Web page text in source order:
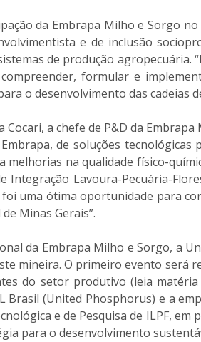
da Embrapa Milho e Sorgo
e de inclusão
de produção
formular e
o desenvolvimento das
Cocari, a chefe de P&D da
de soluções
na qualidade físico-
Lavoura-Pecuária-
uma ótima oportunidade para
Minas Gerais”.
da Embrapa Milho e Sorgo, a
mineira. O primeiro evento será
do setor produtivo (leia
Brasil (United Phosphorus) e a
e de Pesquisa de ILPF,
para o desenvolvimento